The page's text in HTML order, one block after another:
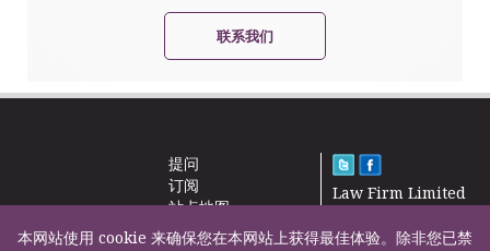
联系我们
提问
订阅
站点地图
新闻
Law Firm Limited
本网站使用 cookie 来确保您在本网站上获得最佳体验。除非您已禁